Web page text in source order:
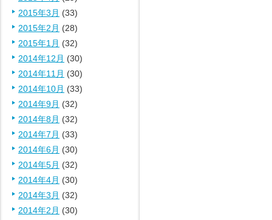
2015年3月 (33)
2015年2月 (28)
2015年1月 (32)
2014年12月 (30)
2014年11月 (30)
2014年10月 (33)
2014年9月 (32)
2014年8月 (32)
2014年7月 (33)
2014年6月 (30)
2014年5月 (32)
2014年4月 (30)
2014年3月 (32)
2014年2月 (30)